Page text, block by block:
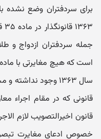
برای سردفتران وضع نشده
جمله سردفتران ازدواج و
قانونی که در مقام اجراء
قانون اخیرالتصویب لازم